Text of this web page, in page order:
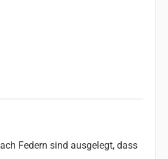
Federn sind ausgelegt, dass